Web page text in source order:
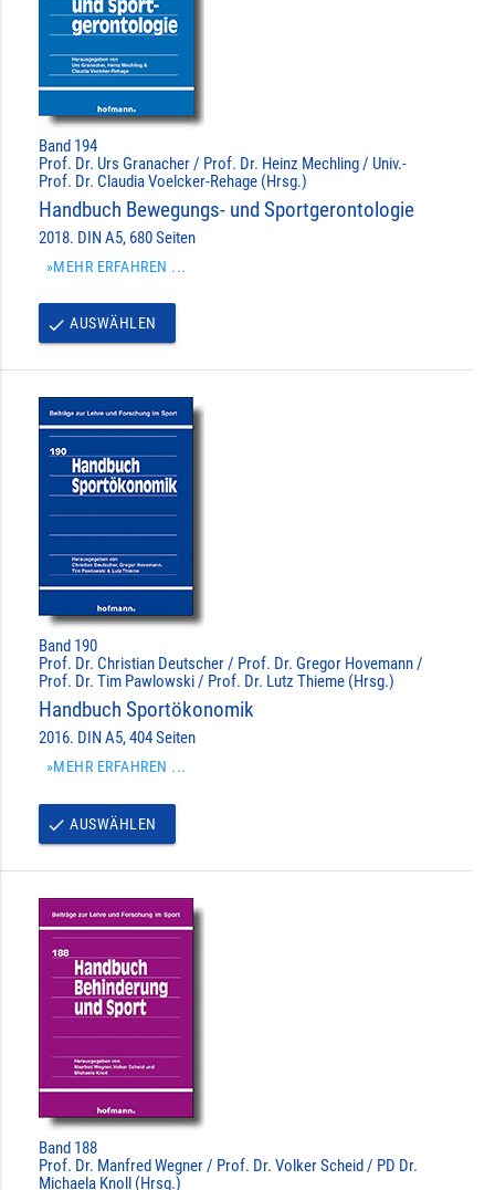
Band 194
Prof. Dr. Urs Granacher / Prof. Dr. Heinz Mechling / Univ.-
Prof. Dr. Claudia Voelcker-Rehage (Hrsg.)
Handbuch Bewegungs- und Sportgerontologie
2018. DIN A5, 680 Seiten
»MEHR ERFAHREN ...
done AUSWÄHLEN
Band 190
Prof. Dr. Christian Deutscher / Prof. Dr. Gregor Hovemann /
Prof. Dr. Tim Pawlowski / Prof. Dr. Lutz Thieme (Hrsg.)
Handbuch Sportökonomik
2016. DIN A5, 404 Seiten
»MEHR ERFAHREN ...
done AUSWÄHLEN
Band 188
Prof. Dr. Manfred Wegner / Prof. Dr. Volker Scheid / PD Dr.
Michaela Knoll (Hrsg.)